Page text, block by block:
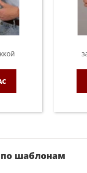
шаблонам